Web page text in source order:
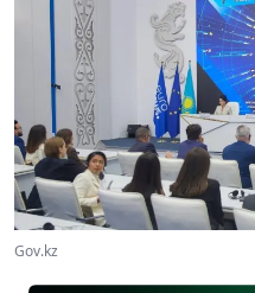
Gov.kz